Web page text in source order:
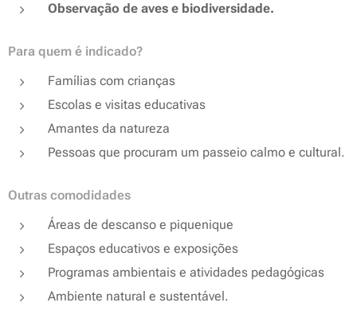
Observação de aves e biodiversidade.
Para quem é indicado?
Famílias com crianças
Escolas e visitas educativas
Amantes da natureza
Pessoas que procuram um passeio calmo e cultural.
Outras comodidades
Áreas de descanso e piquenique
Espaços educativos e exposições
Programas ambientais e atividades pedagógicas
Ambiente natural e sustentável.